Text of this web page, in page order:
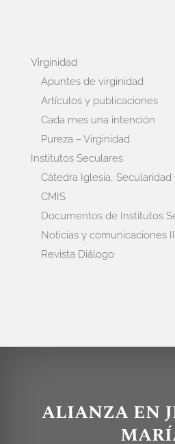
Virginidad
Apuntes de virginidad
Artículos y publicaciones
Cada mes una intención
Pureza – Virginidad
Institutos Seculares
Cátedra Iglesia, Secularidad
CMIS
Documentos de Institutos
Noticias y comunicaciones
Revista Diálogo
ALIANZA EN